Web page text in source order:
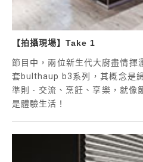
【拍攝現場】Take 1
節目中，兩位新生代大廚盡情揮
套bulthaup b3系列，其概念是
準則 - 交流、烹飪、享樂，就像
是體驗生活！